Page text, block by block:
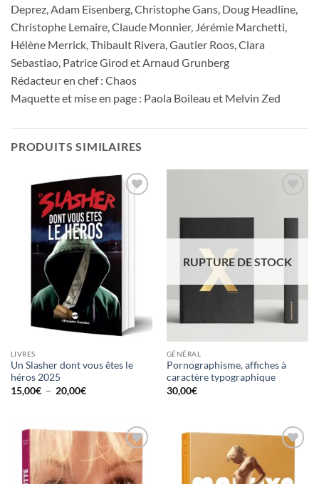
Deprez, Adam Eisenberg, Christophe Gans, Doug Headline,
Christophe Lemaire, Claude Monnier, Jérémie Marchetti,
Hélène Merrick, Thibault Rivera, Gautier Roos, Clara
Sebastiao, Patrice Girod et Arnaud Grunberg
Rédacteur en chef : Chaos
Maquette et mise en page : Paola Boileau et Melvin Zed
PRODUITS SIMILAIRES
wishlist
LIVRES
Un Slasher dont vous êtes le
héros 2025
15,00€ – 20,00€Plage
20,00€
RUPTURE DE STOCK
GÉNÉRAL
Pornographisme, affiches à
caractère typographique
30,00€
Ajouter
à la
wishlist
wishlist